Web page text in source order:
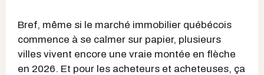
Bref, même si le marché immobilier québécois
commence à se calmer sur papier, plusieurs
villes vivent encore une vraie montée en flèche
en 2026. Et pour les acheteurs et acheteuses, ça